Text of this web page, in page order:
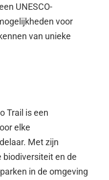
UNESCO-
voor
van unieke
Trail is een
elke
Met zijn
biodiversiteit en de
in de omgeving